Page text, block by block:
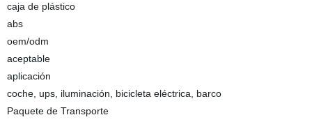
caja de plástico
abs
oem/odm
aceptable
aplicación
coche, ups, iluminación, bicicleta eléctrica, barco
Paquete de Transporte